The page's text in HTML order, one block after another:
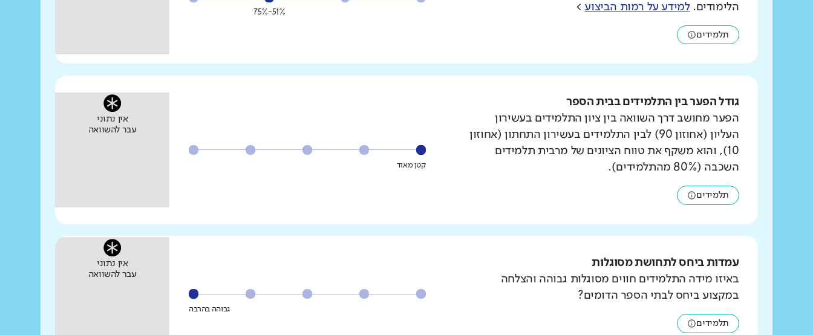
הלימודים.למידע על רמות הביצוע >
תלמידים
51%-75%
גודל הפער בין התלמידים בבית הספר
הפער מחושב דרך השוואה בין ציון התלמידים בעשירון
העליון (אחוזון 90) לבין התלמידים בעשירון התחתון (אחוזון
10), והוא משקף את טווח הציונים של מרבית תלמידים
השכבה (80% מהתלמידים).
תלמידים
קטן מאוד
אין נתוני
עבר להשוואה
עמדות ביחס לתחושת מסוגלות
באיזו מידה התלמידים חווים מסוגלות גבוהה והצלחה
במקצוע ביחס לבתי הספר הדומים?
תלמידים
גבוהה בהרבה
אין נתוני
עבר להשוואה